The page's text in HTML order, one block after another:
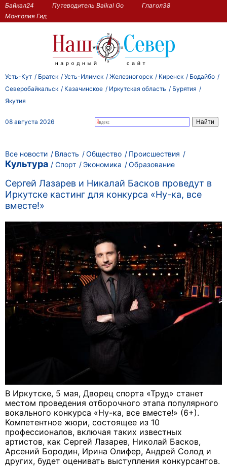
Байкал24 Путеводитель Baikal Go
Глагол38
Монголия Гид
Усть-Кут Братск Усть-Илимск Железногорск Киренск
Бодайбо
Северобайкальск
Казачинское Иркутская область
Бурятия
Якутия
08 августа 2026
Все новости Власть Общество Происшествия
Культура Спорт Экономика Образование
Сергей Лазарев и Никалай Басков проведут в
Иркутске кастинг для конкурса «Ну-ка, все
вместе!»
В Иркутске, 5 мая, Дворец спорта «Труд» станет
местом проведения отборочного этапа популярного
вокального конкурса «Ну-ка, все вместе!» (6+).
Компетентное жюри, состоящее из 10
профессионалов, включая таких известных
артистов, как Сергей Лазарев, Николай Басков,
Арсений Бородин, Ирина Олифер, Андрей Солод и
других, будет оценивать выступления конкурсантов.